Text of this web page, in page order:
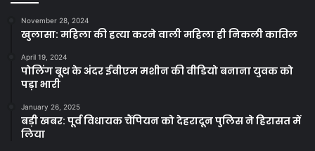
November 28, 2024
खुलासा: महिला की हत्या करने वाली महिला ही निकली कातिल
April 19, 2024
पोलिंग बूथ के अंदर ईवीएम मशीन की वीडियो बनाना युवक को
पड़ा भारी
January 26, 2025
बड़ी खबर: पूर्व विधायक चैंपियन को देहरादून पुलिस ने हिरासत में
लिया